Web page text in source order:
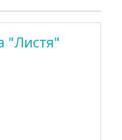
"Листя"